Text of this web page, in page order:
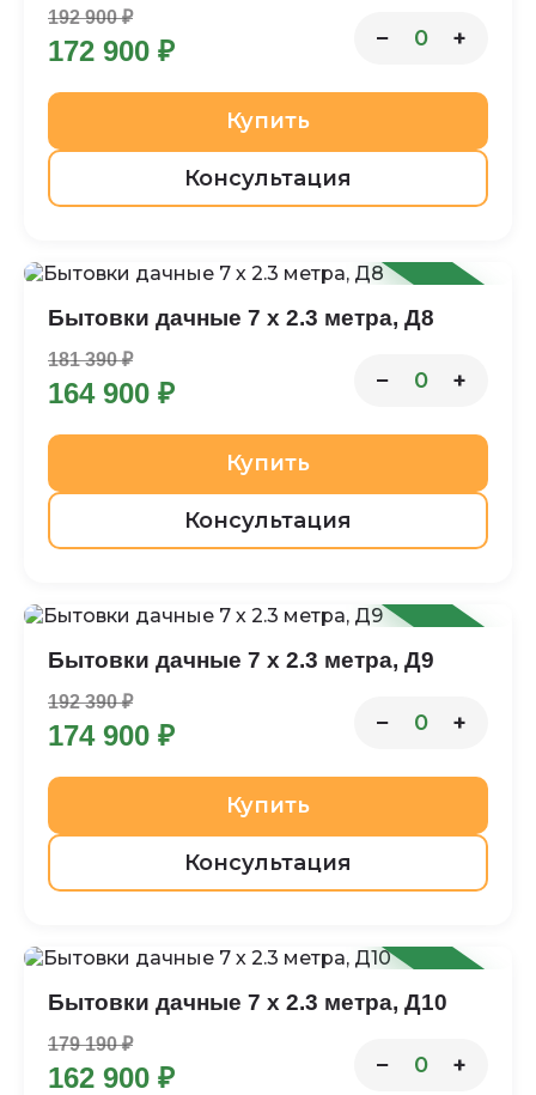
192 900 ₽
172 900 ₽ − 0 +
Купить
Консультация
-9%
Бытовки дачные 7 х 2.3 метра, Д8
181 390 ₽
164 900 ₽ − 0 +
Купить
Консультация
-9%
Бытовки дачные 7 х 2.3 метра, Д9
192 390 ₽
174 900 ₽ − 0 +
Купить
Консультация
-9%
Бытовки дачные 7 х 2.3 метра, Д10
179 190 ₽
162 900 ₽ − 0 +